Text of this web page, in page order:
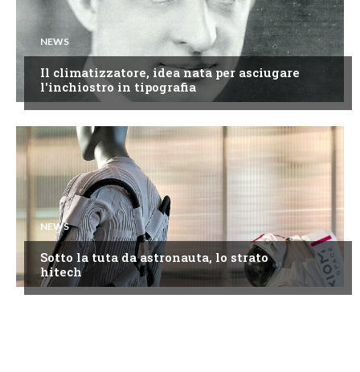
NEWS
Il climatizzatore, idea nata per asciugare
l'inchiostro in tipografia
NEWS
Sotto la tuta da astronauta, lo strato
hitech